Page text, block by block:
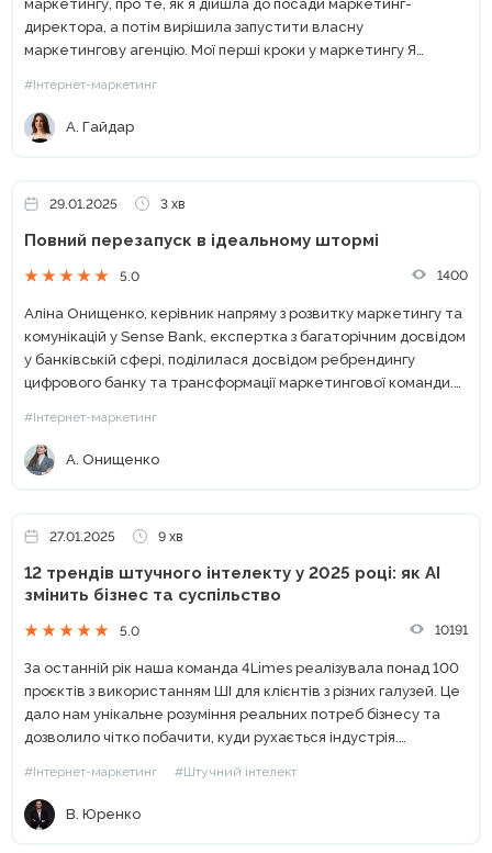
маркетингу, про те, як я дійшла до посади маркетинг-
директора, а потім вирішила запустити власну
маркетингову агенцію. Мої перші кроки у маркетингу Я
#Інтернет-маркетинг
А. Гайдар
29.01.2025 3 хв
Повний перезапуск в ідеальному штормі
5.0 1400
Аліна Онищенко, керівник напряму з розвитку маркетингу та
комунікацій у Sense Bank, експертка з багаторічним досвідом
у банківській сфері, поділилася досвідом ребрендингу
цифрового банку та трансформації маркетингової команди.
Ще у 2020 році ми...
#Інтернет-маркетинг
А. Онищенко
27.01.2025 9 хв
12 трендів штучного інтелекту у 2025 році: як AI
змінить бізнес та суспільство
5.0 10191
За останній рік наша команда 4Limes реалізувала понад 100
проєктів з використанням ШІ для клієнтів з різних галузей. Це
дало нам унікальне розуміння реальних потреб бізнесу та
дозволило чітко побачити, куди рухається індустрія.
#Інтернет-маркетинг #Штучний інтелект
В. Юренко